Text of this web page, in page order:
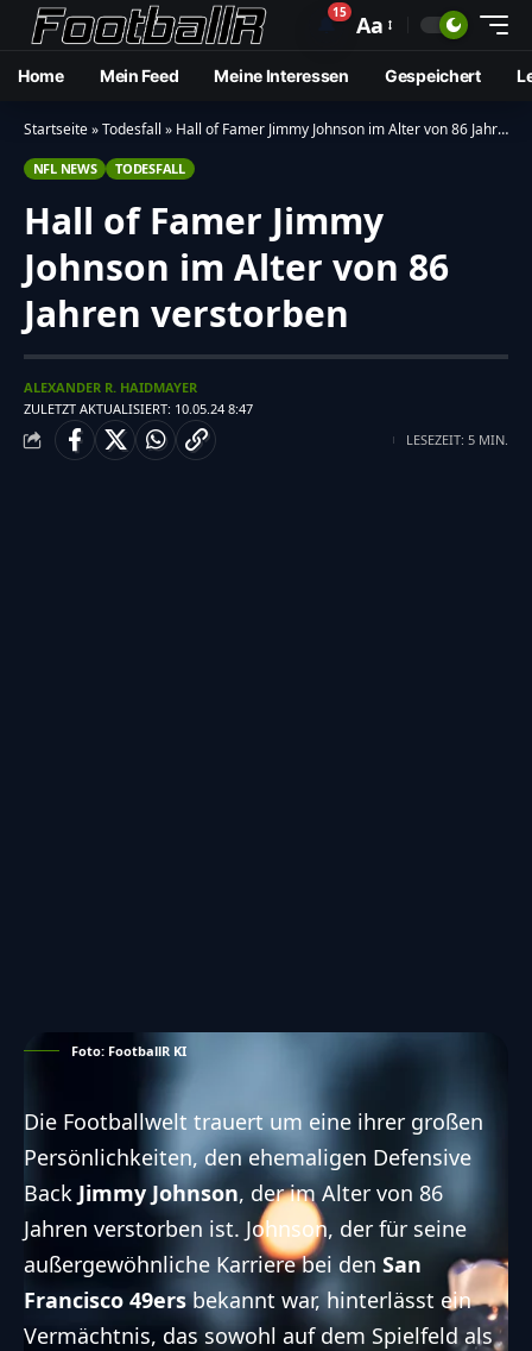
🔔15 Aa
Home Mein Feed Meine Interessen Gespeichert
Startseite»Todesfall » Hall of Famer Jimmy Johnson im Alter von 86 Jahren verstorben
NFL NEWS TODESFALL
Hall of Famer Jimmy
Johnson im Alter von 86
Jahren verstorben
ZULETZT AKTUALISIERT: 10.05.24 8:47
ALEXANDER R. HAIDMAYER
LESEZEIT: 5 MIN.
Foto: FootballR KI
Die Footballwelt trauert um eine ihrer großen
Persönlichkeiten, den ehemaligen Defensive
Back Jimmy Johnson, der im Alter von 86
Jahren verstorben ist. Johnson, der für seine
außergewöhnliche Karriere bei den San
Francisco 49ersbekannt war, hinterlässt ein
Vermächtnis, das sowohl auf dem Spielfeld als